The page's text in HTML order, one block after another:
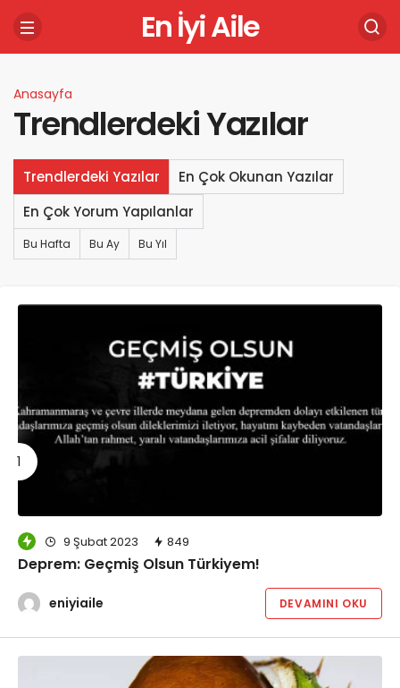
En İyi Aile
Anasayfa
Trendlerdeki Yazılar
Trendlerdeki Yazılar
En Çok Okunan Yazılar
En Çok Yorum Yapılanlar
Bu Hafta Bu Ay Bu Yıl
9 Şubat 2023 849
Deprem: Geçmiş Olsun Türkiyem!
eniyiaile DEVAMINI OKU